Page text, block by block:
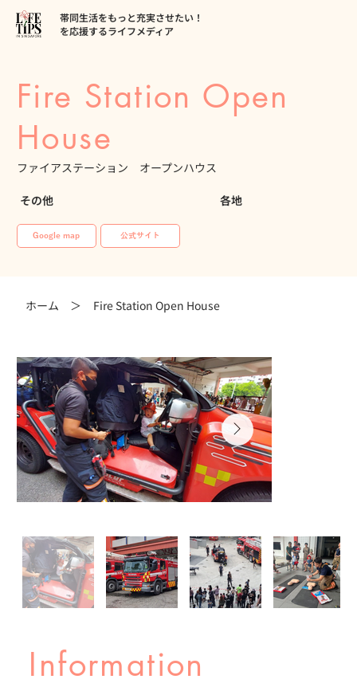
帯同生活をもっと充実させたい！
を応援するライフメディア
Fire Station Open
House
ファイアステーション オープンハウス
その他 各地
Google map 公式サイト
ホーム ＞ Fire Station Open House
Information